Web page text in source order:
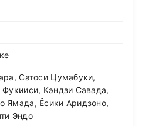
Сатоси Цумабуки,
Кэндзи Савада,
Ямада, Ёсики Аридзоно,
Эндо